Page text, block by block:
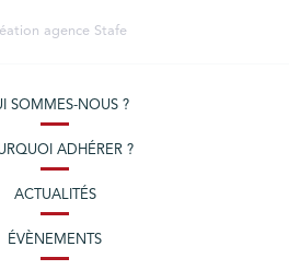
agence Stafe
SOMMES-NOUS ?
ADHÉRER ?
ACTUALITÉS
ÉVÈNEMENTS